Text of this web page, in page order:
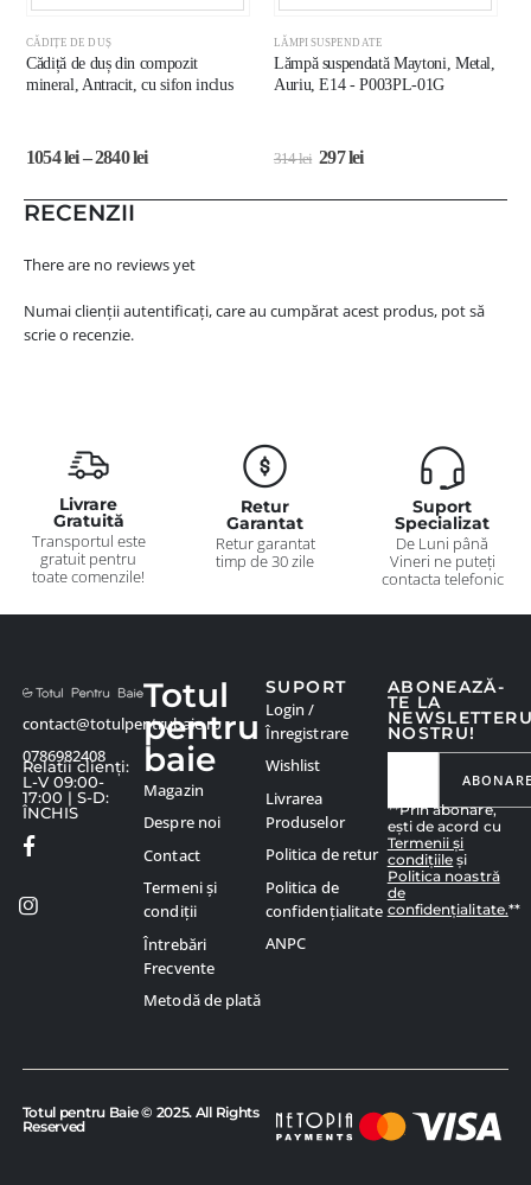
CĂDIȚE DE DUȘ
Cădiță de duș din compozit
mineral, Antracit, cu sifon inclus
1054lei–2840lei
LĂMPI SUSPENDATE
Lămpă suspendată Maytoni, Metal,
Auriu, E14 - P003PL-01G
314lei 297lei
RECENZII
There are no reviews yet
Numai clienții autentificați, care au cumpărat acest produs, pot să
scrie o recenzie.
Livrare
Gratuită
Transportul este
gratuit pentru
toate comenzile!
Retur
Garantat
Retur garantat
timp de 30 zile
Suport
Specializat
De Luni până
Vineri ne puteți
contacta telefonic
contact@totulpentrubaie.ro
0786982408
Relatii clienți:
L-V 09:00-
17:00 | S-D:
ÎNCHIS
ABONEAZĂ-
TE LA
NOSTRU!
**Prin abonare,
ești de acord cu
Termenii și
condițiile și
Politica noastră
de
confidențialitate.**
Totul
pentru
baie
Magazin
Despre noi
Contact
Termeni și
condiții
Întrebări
Frecvente
Metodă de plată
SUPORT
Login /
Înregistrare
Wishlist
Livrarea
Produselor
Politica de retur
Politica de
confidențialitate
ANPC
Totul pentru Baie © 2025. All Rights
Reserved